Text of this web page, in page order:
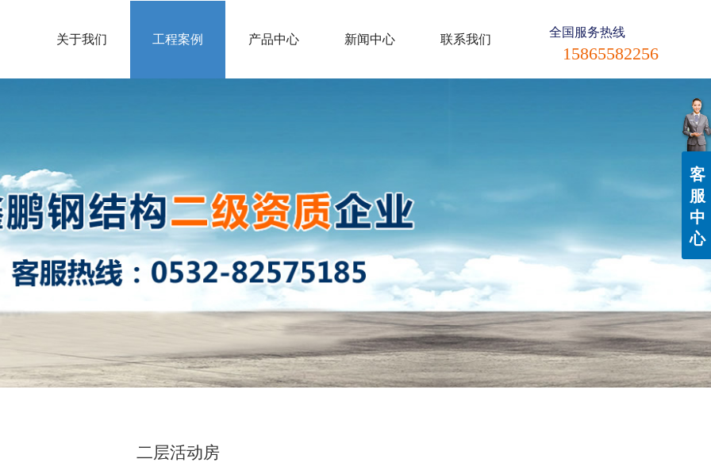
全国服务热线
15865582256
关于我们 工程案例 产品中心 新闻中心 联系我们
二层活动房
客
服
中
心